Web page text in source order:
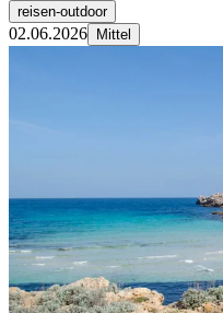
reisen-outdoor
02.06.2026 Mittel